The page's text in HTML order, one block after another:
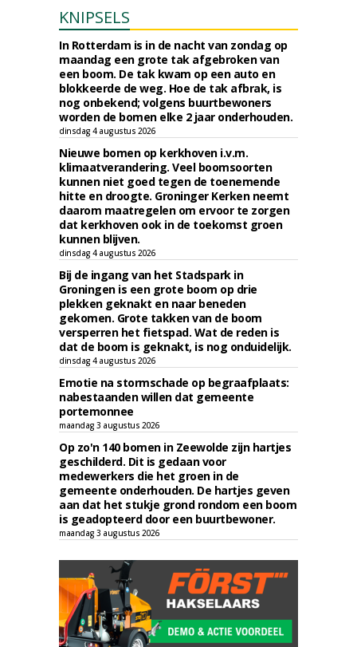
KNIPSELS
In Rotterdam is in de nacht van zondag op
maandag een grote tak afgebroken van
een boom. De tak kwam op een auto en
blokkeerde de weg. Hoe de tak afbrak, is
nog onbekend; volgens buurtbewoners
worden de bomen elke 2 jaar onderhouden.
dinsdag 4 augustus 2026
Nieuwe bomen op kerkhoven i.v.m.
klimaatverandering. Veel boomsoorten
kunnen niet goed tegen de toenemende
hitte en droogte. Groninger Kerken neemt
daarom maatregelen om ervoor te zorgen
dat kerkhoven ook in de toekomst groen
kunnen blijven.
dinsdag 4 augustus 2026
Bij de ingang van het Stadspark in
Groningen is een grote boom op drie
plekken geknakt en naar beneden
gekomen. Grote takken van de boom
versperren het fietspad. Wat de reden is
dat de boom is geknakt, is nog onduidelijk.
dinsdag 4 augustus 2026
Emotie na stormschade op begraafplaats:
nabestaanden willen dat gemeente
portemonnee
maandag 3 augustus 2026
Op zo'n 140 bomen in Zeewolde zijn hartjes
geschilderd. Dit is gedaan voor
medewerkers die het groen in de
gemeente onderhouden. De hartjes geven
aan dat het stukje grond rondom een boom
is geadopteerd door een buurtbewoner.
maandag 3 augustus 2026